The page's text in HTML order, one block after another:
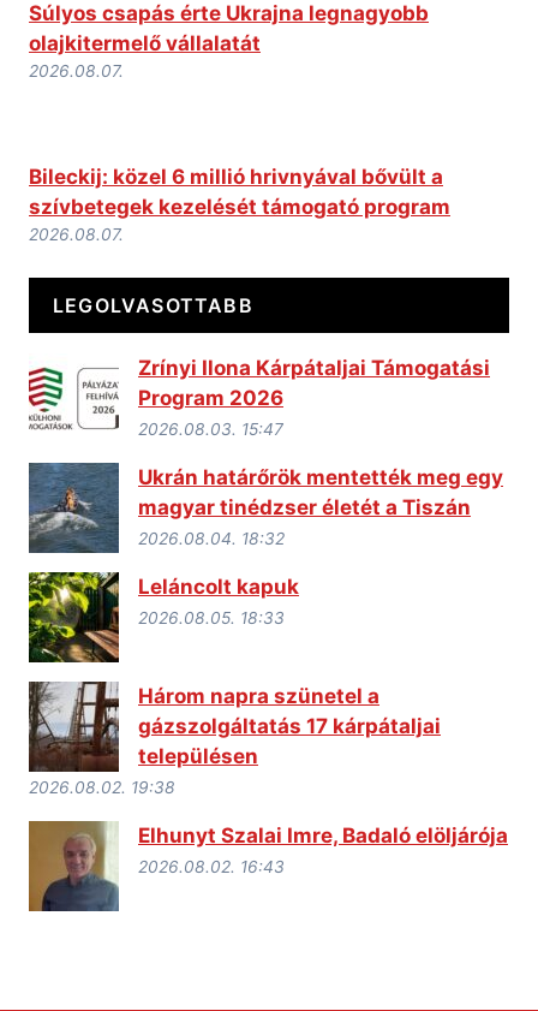
Súlyos csapás érte Ukrajna legnagyobb
olajkitermelő vállalatát
2026.08.07.
Bileckij: közel 6 millió hrivnyával bővült a
szívbetegek kezelését támogató program
2026.08.07.
LEGOLVASOTTABB
Zrínyi Ilona Kárpátaljai Támogatási
Program 2026
2026.08.03. 15:47
Ukrán határőrök mentették meg egy
magyar tinédzser életét a Tiszán
2026.08.04. 18:32
Leláncolt kapuk
2026.08.05. 18:33
Három napra szünetel a
gázszolgáltatás 17 kárpátaljai
településen
2026.08.02. 19:38
Elhunyt Szalai Imre, Badaló elöljárója
2026.08.02. 16:43